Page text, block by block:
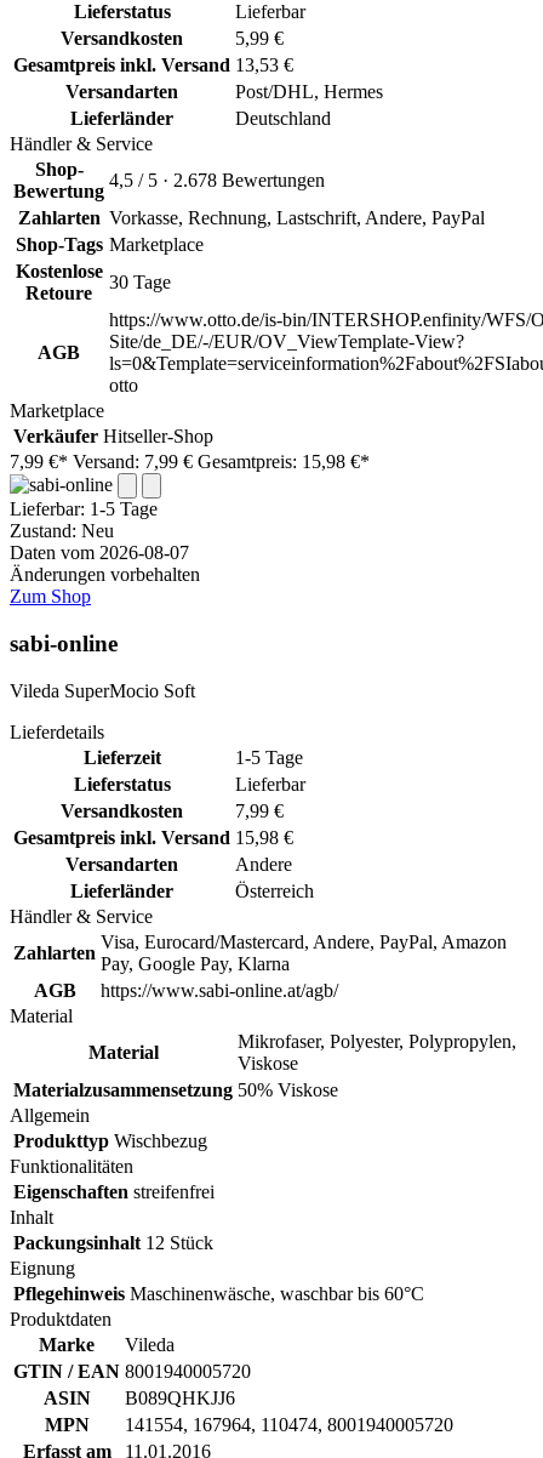
Lieferstatus
Lieferbar
Versandkosten
5,99 €
Gesamtpreis inkl. Versand 13,53 €
Versandarten
Post/DHL, Hermes
Lieferländer
Deutschland
Händler & Service
Shop-
Bewertung
4,5 / 5 · 2.678 Bewertungen
Zahlarten Vorkasse, Rechnung, Lastschrift, Andere, PayPal
Shop-Tags Marketplace
Kostenlose
Retoure
30 Tage
AGB
https://www.otto.de/is-bin/INTERSHOP.enfinity/WFS/
Site/de_DE/-/EUR/OV_ViewTemplate-View?
otto
Marketplace
Verkäufer Hitseller-Shop
7,99 €* Versand: 7,99 € Gesamtpreis: 15,98 €*
Lieferbar: 1-5 Tage
Zustand: Neu
Daten vom 2026-08-07
Änderungen vorbehalten
Zum Shop
sabi-online
Vileda SuperMocio Soft
Lieferdetails
Lieferzeit
1-5 Tage
Lieferstatus
Lieferbar
Versandkosten
7,99 €
Gesamtpreis inkl. Versand 15,98 €
Versandarten
Andere
Lieferländer
Österreich
Händler & Service
Zahlarten
Visa, Eurocard/Mastercard, Andere, PayPal, Amazon
Pay, Google Pay, Klarna
AGB
https://www.sabi-online.at/agb/
Material
Material
Mikrofaser, Polyester, Polypropylen,
Viskose
Materialzusammensetzung 50% Viskose
Allgemein
Produkttyp Wischbezug
Funktionalitäten
Eigenschaften streifenfrei
Inhalt
Packungsinhalt 12 Stück
Eignung
Pflegehinweis Maschinenwäsche, waschbar bis 60°C
Produktdaten
Marke
Vileda
GTIN / EAN 8001940005720
ASIN
B089QHKJJ6
MPN
141554, 167964, 110474, 8001940005720
Erfasst am
11.01.2016